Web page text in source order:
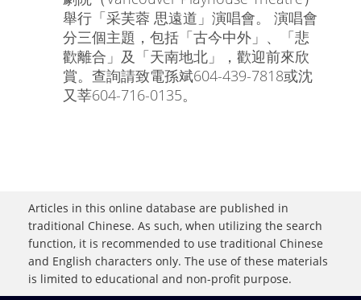
舉行「采芙蓉 思遠道」演唱會。 演唱會
分三個主題，包括「古今中外」、「悲
歡離合」及「天南地北」，歡迎前來欣
賞。查詢請致電孫斌604-439-7818或沈
又莘604-716-0135。
Articles in this online database are published in
traditional Chinese. As such, when utilizing the search
function, it is recommended to use traditional Chinese
and English characters only. The use of these materials
is limited to educational and non-profit purpose.